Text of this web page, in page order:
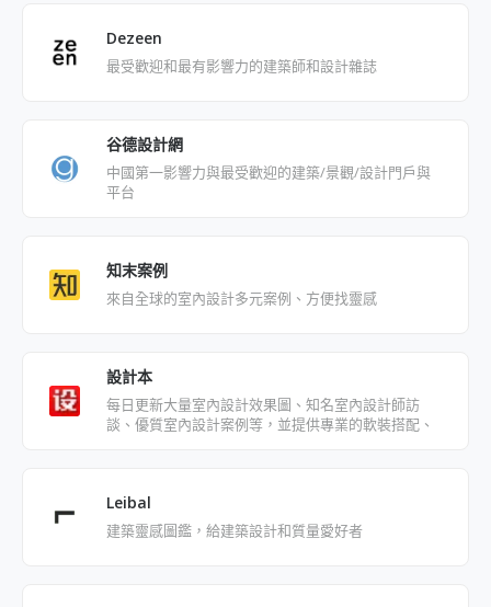
Dezeen
最受歡迎和最有影響力的建築師和設計雜誌
谷德設計網
中國第一影響力與最受歡迎的建築/景觀/設計門戶與
平台
知末案例
來自全球的室內設計多元案例、方便找靈感
設計本
每日更新大量室內設計效果圖、知名室內設計師訪
談、優質室內設計案例等，並提供專業的軟裝搭配、
Leibal
建築靈感圖鑑，給建築設計和質量愛好者